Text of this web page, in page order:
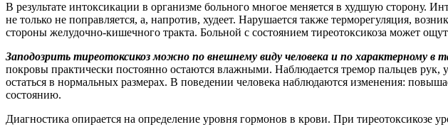
В результате интоксикации в организме больного многое меняется в худшую сторону.
не только не поправляется, а, напротив, худеет. Нарушается также терморегуляция,
стороны желудочно-кишечного тракта. Больной с состоянием тиреотоксикоза может
Заподозрить тиреотоксикоз можно по внешнему виду человека и по характерному в
покровы практически постоянно остаются влажными. Наблюдается тремор пальцев
остаться в нормальных размерах. В поведении человека наблюдаются изменения:
состоянию.
Диагностика опирается на определение уровня гормонов в крови. При